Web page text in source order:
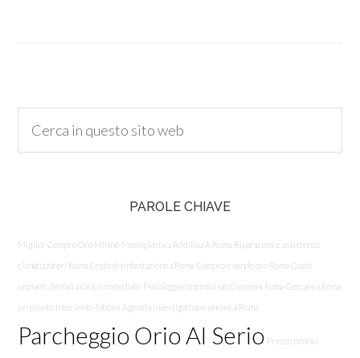
PAROLE CHIAVE
Miglior Compro Oro Milano Mastoplastica Additiva A Roma Riparazioni e assistenza
climatizzatori Roma Costo disinfestazione a Roma Compro e vendo oro Roma Costo
impianti dentali a carico immediato Psicologa economica san Giovanni Roma Cercare a Roma
un pronto intervento fabbro Agenzia investigativa economica Roma
Parcheggio Orio Al Serio Prezzo pronto